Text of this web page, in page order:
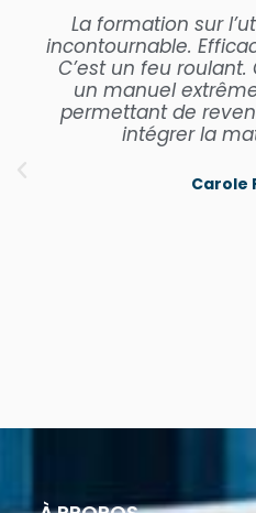
La formation sur
incontournable.
C’est un feu
un manuel
permettant de
intégrer la
Carole